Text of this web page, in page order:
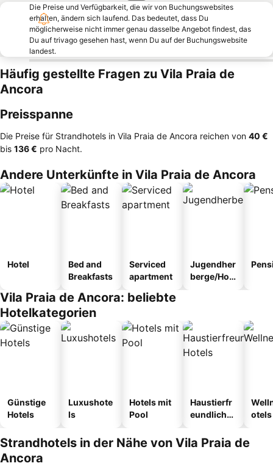
Die Preise und Verfügbarkeit, die wir von Buchungswebsites
erhalten, ändern sich laufend. Das bedeutet, dass Du
möglicherweise nicht immer genau dasselbe Angebot findest, das
Du auf trivago gesehen hast, wenn Du auf der Buchungswebsite
landest.
Häufig gestellte Fragen zu Vila Praia de
Ancora
Preisspanne
Die Preise für Strandhotels in Vila Praia de Ancora reichen von ‎40 €
bis ‎136 € pro Nacht.
Andere Unterkünfte in Vila Praia de Ancora
Hotel
Bed and
Breakfasts
Serviced
apartment
Jugendher
berge/Hos
Vila Praia de Ancora: beliebte
Hotelkategorien
Günstige
Hotels
Luxushote
ls
Hotels mit
Pool
Haustierfr
eundliche
otels
Strandhotels in der Nähe von Vila Praia de
Ancora